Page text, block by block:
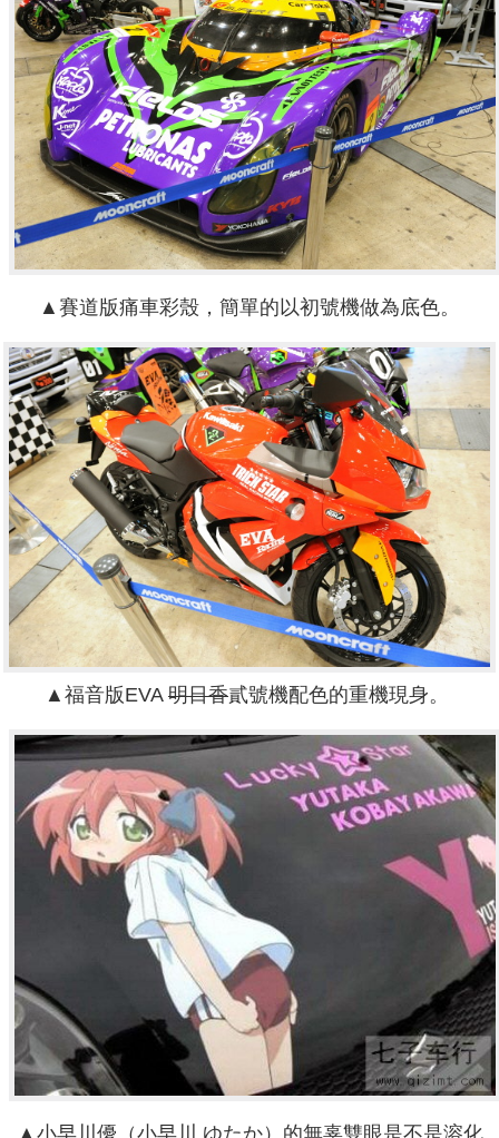
▲賽道版痛車彩殼，簡單的以初號機做為底色。
▲福音版EVA 明日香貳號機配色的重機現身。